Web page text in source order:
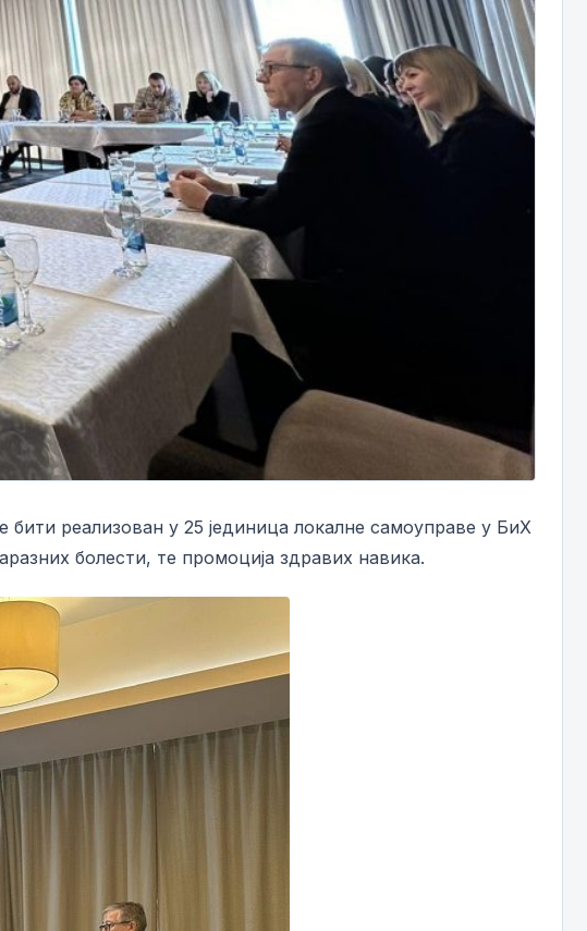
бити реализован у 25 јединица локалне самоуправе у БиХ
болести, те промоција здравих навика.